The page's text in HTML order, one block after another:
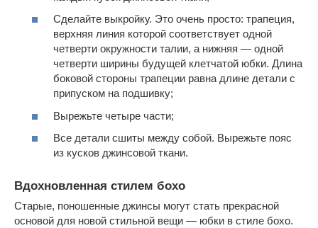
Сделайте выкройку. Это очень просто: трапеция,
верхняя линия которой соответствует одной
четверти окружности талии, а нижняя — одной
четверти ширины будущей клетчатой юбки. Длина
боковой стороны трапеции равна длине детали с
припуском на подшивку;
Вырежьте четыре части;
Все детали сшиты между собой. Вырежьте пояс
из кусков джинсовой ткани.
Вдохновленная стилем бохо
Старые, поношенные джинсы могут стать прекрасной
основой для новой стильной вещи — юбки в стиле бохо.